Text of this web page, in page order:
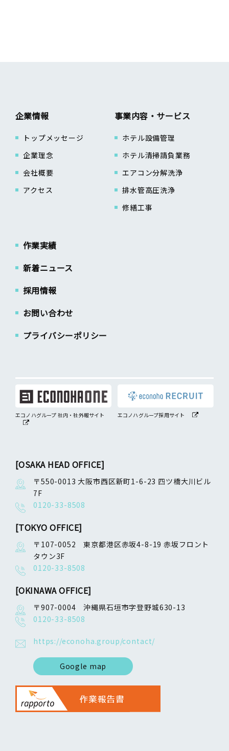
企業情報
トップメッセージ
企業理念
会社概要
アクセス
事業内容・サービス
ホテル設備管理
ホテル清掃請負業務
エアコン分解洗浄
排水管高圧洗浄
修繕工事
作業実績
新着ニュース
採用情報
お問い合わせ
プライバシーポリシー
エコノハグループ 社内・社外報サイト エコノハグループ採用サイト
[OSAKA HEAD OFFICE]
〒550-0013 大阪市西区新町1-6-23 四ツ橋大川ビル
7F
0120-33-8508
[TOKYO OFFICE]
〒107-0052 東京都港区赤坂4-8-19 赤坂フロント
タウン3F
0120-33-8508
[OKINAWA OFFICE]
〒907-0004 沖縄県石垣市字登野城630-13
0120-33-8508
https://econoha.group/contact/
Google map